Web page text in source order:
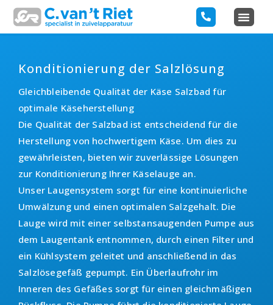
Konditionierung der Salzlösung
Gleichbleibende Qualität der Käse Salzbad für
optimale Käseherstellung
Die Qualität der Salzbad ist entscheidend für die
Herstellung von hochwertigem Käse. Um dies zu
gewährleisten, bieten wir zuverlässige Lösungen
zur Konditionierung Ihrer Käselauge an.
Unser Laugensystem sorgt für eine kontinuierliche
Umwälzung und einen optimalen Salzgehalt. Die
Lauge wird mit einer selbstansaugenden Pumpe aus
dem Laugentank entnommen, durch einen Filter und
ein Kühlsystem geleitet und anschließend in das
Salzlösegefäß gepumpt. Ein Überlaufrohr im
Inneren des Gefäßes sorgt für einen gleichmäßigen